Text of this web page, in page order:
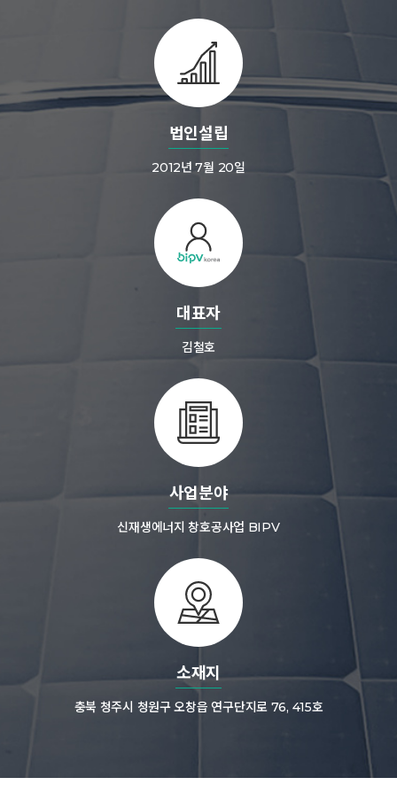
법인설립
2012년 7월 20일
대표자
김철호
사업분야
신재생에너지 창호공사업 BIPV
소재지
충북 청주시 청원구 오창읍 연구단지로 76, 415호